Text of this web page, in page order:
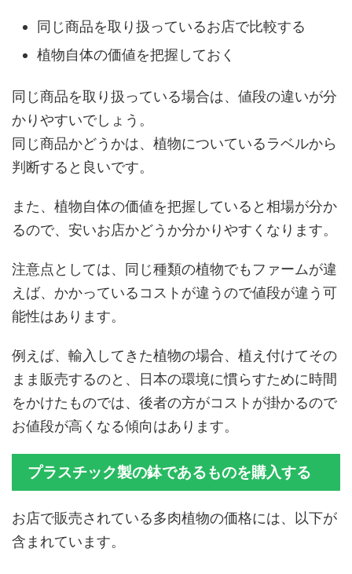
同じ商品を取り扱っているお店で比較する
植物自体の価値を把握しておく
同じ商品を取り扱っている場合は、値段の違いが分
かりやすいでしょう。
同じ商品かどうかは、植物についているラベルから
判断すると良いです。
また、植物自体の価値を把握していると相場が分か
るので、安いお店かどうか分かりやすくなります。
注意点としては、同じ種類の植物でもファームが違
えば、かかっているコストが違うので値段が違う可
能性はあります。
例えば、輸入してきた植物の場合、植え付けてその
まま販売するのと、日本の環境に慣らすために時間
をかけたものでは、後者の方がコストが掛かるので
お値段が高くなる傾向はあります。
プラスチック製の鉢であるものを購入する
お店で販売されている多肉植物の価格には、以下が
含まれています。